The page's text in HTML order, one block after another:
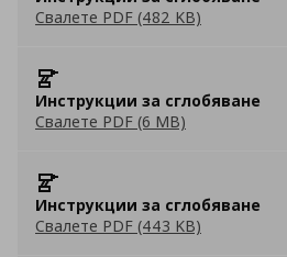
Свалете PDF (482 KB)
Инструкции за сглобяване
Свалете PDF (6 MB)
Инструкции за сглобяване
Свалете PDF (443 KB)